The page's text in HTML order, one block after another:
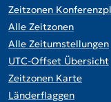
Zeitzonen
Alle Zeitzonen
Alle Zeitumstellungen
UTC-Offset Übersicht
Zeitzonen Karte
Länderflaggen